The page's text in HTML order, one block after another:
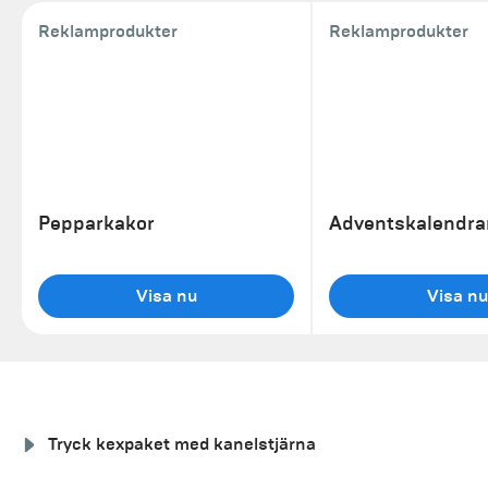
Reklamprodukter
Pepparkakor
Visa nu
Reklamprodukter
Visa nu
Tryck kexpaket med kanelstjärna